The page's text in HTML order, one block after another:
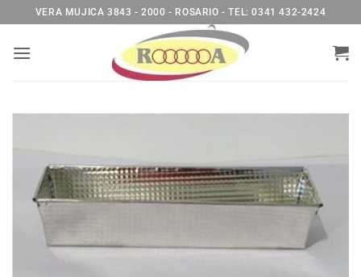
al
contenido
VERA MUJICA 3843 - 2000 - ROSARIO - TEL: 0341 432-2424